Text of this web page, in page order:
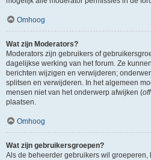
Omhoog
Wat zijn Moderators?
Moderators zijn gebruikers of
dagelijkse werking van het forum. Ze
berichten wijzigen en verwijderen;
splitsen en verwijderen. In het algemeen
mensen niet van het onderwerp afwijken (
plaatsen.
Omhoog
Wat zijn gebruikersgroepen?
Als de beheerder gebruikers wil